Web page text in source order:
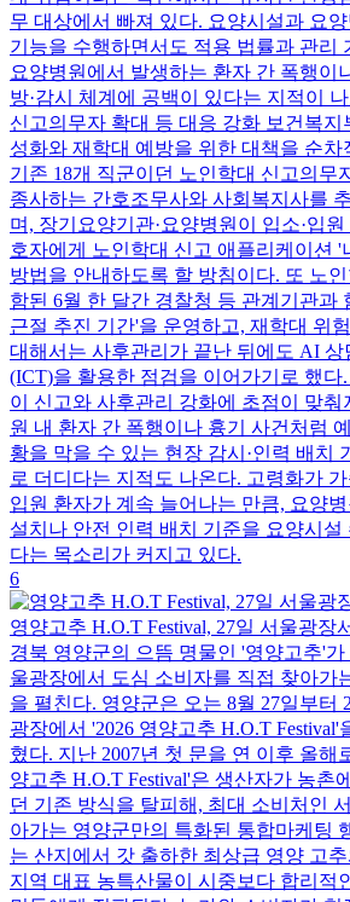
무 대상에서 빠져 있다. 요양시설과 요
기능을 수행하면서도 적용 법률과 관리
요양병원에서 발생하는 환자 간 폭행이
방·감시 체계에 공백이 있다는 지적이
신고의무자 확대 등 대응 강화 보건복
성화와 재학대 예방을 위한 대책을 순차
기존 18개 직군이던 노인학대 신고의무
종사하는 간호조무사와 사회복지사를
며, 장기요양기관·요양병원이 입소·입
호자에게 노인학대 신고 애플리케이션 '
방법을 안내하도록 할 방침이다. 또 노
함된 6월 한 달간 경찰청 등 관계기관과
근절 추진 기간'을 운영하고, 재학대 위
대해서는 사후관리가 끝난 뒤에도 AI
(ICT)을 활용한 점검을 이어가기로 했다
이 신고와 사후관리 강화에 초점이 맞춰
원 내 환자 간 폭행이나 흉기 사건처럼
황을 막을 수 있는 현장 감시·인력 배치
로 더디다는 지적도 나온다. 고령화가
입원 환자가 계속 늘어나는 만큼, 요양
설치나 안전 인력 배치 기준을 요양시
다는 목소리가 커지고 있다.
6
영양고추 H.O.T Festival, 27일 서울광장
경북 영양군의 으뜸 명물인 '영양고추'가
울광장에서 도심 소비자를 직접 찾아가
을 펼친다. 영양군은 오는 8월 27일부터
광장에서 '2026 영양고추 H.O.T
혔다. 지난 2007년 첫 문을 연 이후 올해
양고추 H.O.T Festival'은 생산자가 농촌
던 기존 방식을 탈피해, 최대 소비처인
아가는 영양군만의 특화된 통합마케팅
는 산지에서 갓 출하한 최상급 영양 고
지역 대표 농특산물이 시중보다 합리적